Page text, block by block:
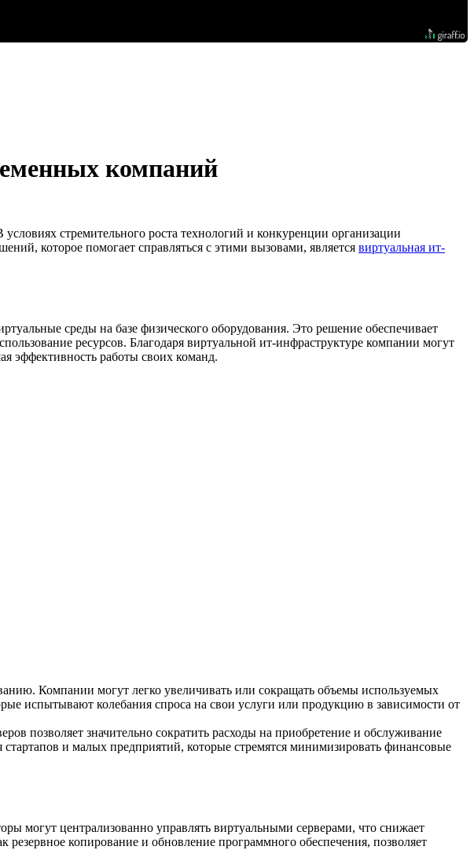
компаний
стремительного роста технологий и конкуренции организации
которое помогает справляться с этими вызовами, является виртуальная ит-
среды на базе физического оборудования. Это решение обеспечивает
ресурсов. Благодаря виртуальной ит-инфраструктуре компании могут
эффективность работы своих команд.
Компании могут легко увеличивать или сокращать объемы используемых
испытывают колебания спроса на свои услуги или продукцию в зависимости от
позволяет значительно сократить расходы на приобретение и обслуживание
и малых предприятий, которые стремятся минимизировать финансовые
могут централизованно управлять виртуальными серверами, что снижает
копирование и обновление программного обеспечения, позволяет